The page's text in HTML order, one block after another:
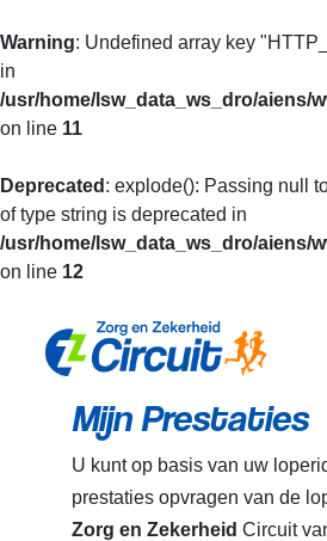
Warning: Undefined array key
in
/usr/home/lsw_data_ws_dro/aiens/
on line 11
Deprecated : explode(): Passing null
of type string is deprecated in
/usr/home/lsw_data_ws_dro/aiens/
on line 12
Mijn Prestaties
U kunt op basis van uw
prestaties opvragen van de
Zorg en Zekerheid Circuit